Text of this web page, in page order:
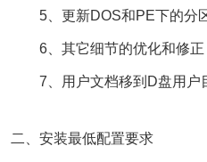
5、更新DOS和PE下的分
6、其它细节的优化和修正
7、用户文档移到D盘用户
二、安装最低配置要求